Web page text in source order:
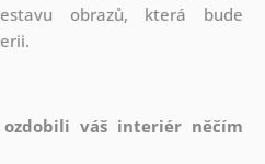
obrazů, která bude
váš interiér něčím